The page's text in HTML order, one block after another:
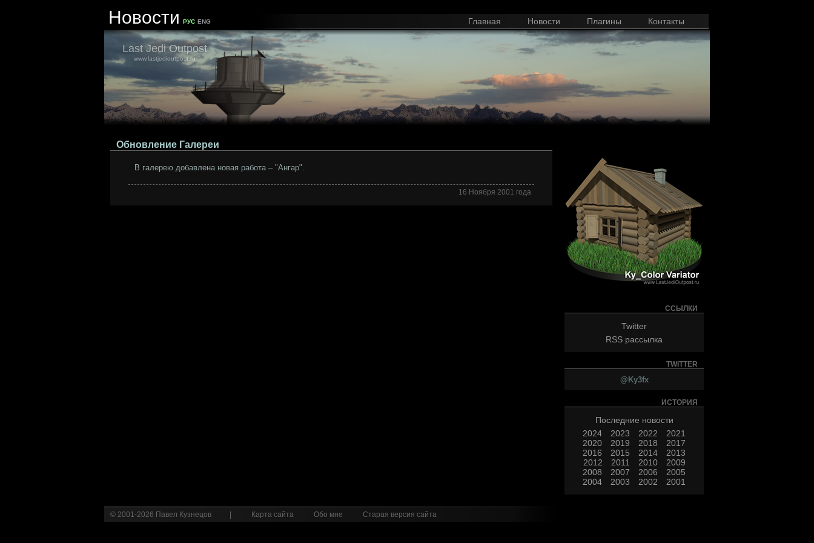
Главная Новости Плагины Контакты
Новости РУС ENG
Last Jedi Outpost
www.lastjedioutpost.ru
Обновление Галереи
В галерею добавлена новая работа – "Ангар".
16 Ноября 2001 года
ССЫЛКИ
Twitter
RSS рассылка
TWITTER
@Ky3fx
ИСТОРИЯ
Последние новости
2024
2023 2022
2021
2020
2019 2018
2017
2016
2015 2014
2013
2012
2011 2010
2009
2008
2007 2006
2005
2004
2003 2002 2001
© 2001-2026 Павел Кузнецов Карта сайта Обо мне Старая версия сайта